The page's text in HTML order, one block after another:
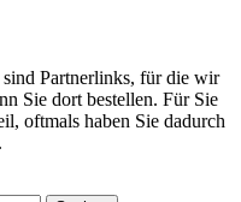
Partnerlinks, für die wir
Sie dort bestellen. Für Sie
oftmals haben Sie dadurch